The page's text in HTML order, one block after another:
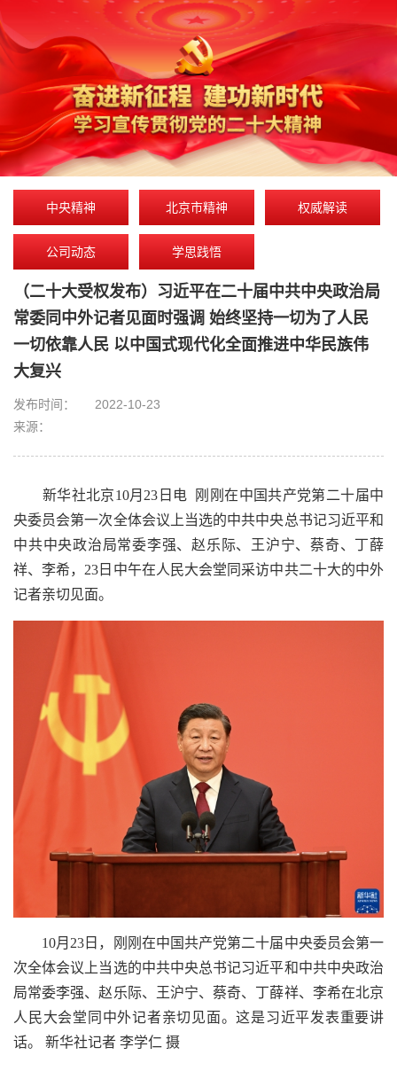
中央精神 北京市精神 权威解读
公司动态 学思践悟
（二十大受权发布）习近平在二十届中共中央政治局
常委同中外记者见面时强调 始终坚持一切为了人民
一切依靠人民 以中国式现代化全面推进中华民族伟
大复兴
发布时间：
2022-10-23
来源：
新华社北京10月23日电 刚刚在中国共产党第二十届中
央委员会第一次全体会议上当选的中共中央总书记习近平和
中共中央政治局常委李强、赵乐际、王沪宁、蔡奇、丁薛
祥、李希，23日中午在人民大会堂同采访中共二十大的中外
记者亲切见面。
10月23日，刚刚在中国共产党第二十届中央委员会第一
次全体会议上当选的中共中央总书记习近平和中共中央政治
局常委李强、赵乐际、王沪宁、蔡奇、丁薛祥、李希在北京
人民大会堂同中外记者亲切见面。这是习近平发表重要讲
话。 新华社记者 李学仁 摄